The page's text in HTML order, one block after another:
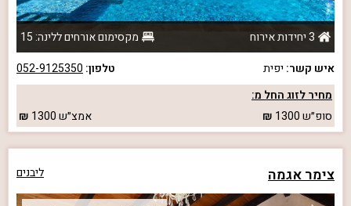
3 יחידות אירוח
מקסימום אורחים ללינה: 15
איש קשר: יפית טלפון: 052-9125350
מחיר לזוג החל מ:
סופ״ש1300 אמצ״ש1300
צימר אגמה ליבנים